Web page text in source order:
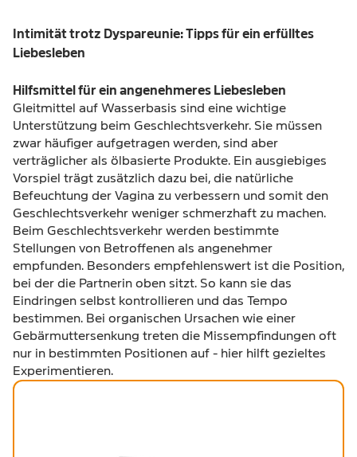
Intimität trotz Dyspareunie: Tipps für ein erfülltes
Liebesleben
Hilfsmittel für ein angenehmeres Liebesleben
Gleitmittel auf Wasserbasis sind eine wichtige
Unterstützung beim Geschlechtsverkehr. Sie müssen
zwar häufiger aufgetragen werden, sind aber
verträglicher als ölbasierte Produkte. Ein ausgiebiges
Vorspiel trägt zusätzlich dazu bei, die natürliche
Befeuchtung der Vagina zu verbessern und somit den
Geschlechtsverkehr weniger schmerzhaft zu machen.
Beim Geschlechtsverkehr werden bestimmte
Stellungen von Betroffenen als angenehmer
empfunden. Besonders empfehlenswert ist die Position,
bei der die Partnerin oben sitzt. So kann sie das
Eindringen selbst kontrollieren und das Tempo
bestimmen. Bei organischen Ursachen wie einer
Gebärmuttersenkung treten die Missempfindungen oft
nur in bestimmten Positionen auf - hier hilft gezieltes
Experimentieren.